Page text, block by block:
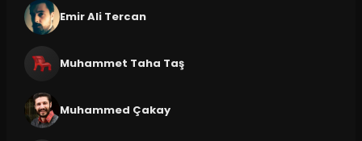
Emir Ali Tercan
Muhammet Taha Taş
Muhammed Çakay